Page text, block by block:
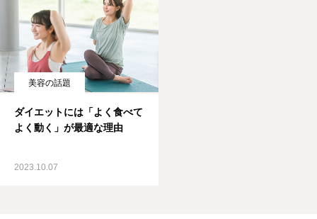
美容の話題
ダイエットには「よく食べて
よく動く」が最適な理由
2023.10.07
トレーナー紹介
アクセス
ブログ